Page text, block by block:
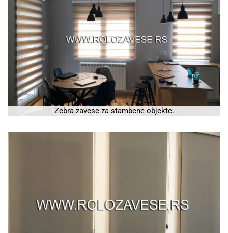
Zebra zavese za stambene objekte.